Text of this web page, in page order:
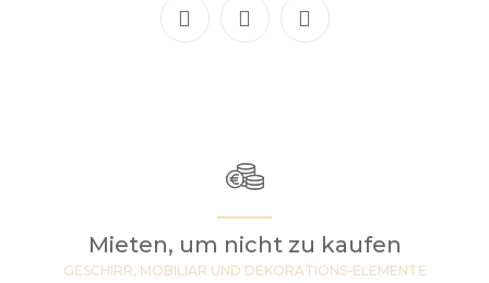
Mieten, um nicht zu kaufen
GESCHIRR, MOBILIAR UND DEKORATIONS-ELEMENTE